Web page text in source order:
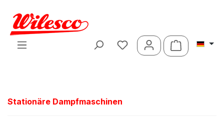
Zum Hauptinhalt springen
Stationäre Dampfmaschinen